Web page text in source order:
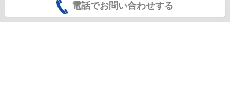
電話でお問い合わせする